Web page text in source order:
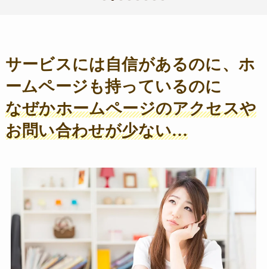
サービスには自信があるのに、ホ
ームページも持っているのに
なぜかホームページのアクセスや
お問い合わせが少ない…